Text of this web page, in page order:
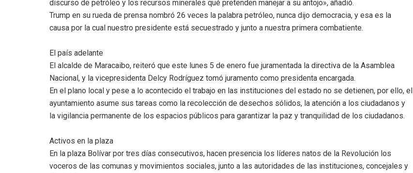
discurso de petróleo y los recursos minerales qué pretenden manejar a su antojo», añadió.
Trump en su rueda de prensa nombró 26 veces la palabra petróleo, nunca dijo democracia, y esa es la
causa por la cual nuestro presidente está secuestrado y junto a nuestra primera combatiente.
El país adelante
El alcalde de Maracaibo, reiteró que este lunes 5 de enero fue juramentada la directiva de la Asamblea
Nacional, y la vicepresidenta Delcy Rodríguez tomó juramento como presidenta encargada.
En el plano local y pese a lo acontecido el trabajo en las instituciones del estado no se detienen, por ello, el
ayuntamiento asume sus tareas como la recolección de desechos sólidos, la atención a los ciudadanos y
la vigilancia permanente de los espacios públicos para garantizar la paz y tranquilidad de los ciudadanos.
Activos en la plaza
En la plaza Bolívar por tres días consecutivos, hacen presencia los líderes natos de la Revolución los
voceros de las comunas y movimientos sociales, junto a las autoridades de las instituciones, concejales y